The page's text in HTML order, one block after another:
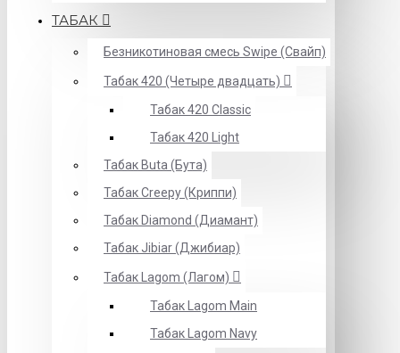
ТАБАК
Безникотиновая смесь Swipe (Свайп)
Табак 420 (Четыре двадцать)
Табак 420 Classic
Табак 420 Light
Табак Buta (Бута)
Табак Creepy (Криппи)
Табак Diamond (Диамант)
Табак Jibiar (Джибиар)
Табак Lagom (Лагом)
Табак Lagom Main
Табак Lagom Navy